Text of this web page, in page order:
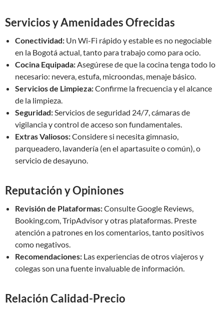
Servicios y Amenidades Ofrecidas
Conectividad: Un Wi-Fi rápido y estable es no negociable
en la Bogotá actual, tanto para trabajo como para ocio.
Cocina Equipada:Asegúrese de que la cocina tenga todo lo
necesario: nevera, estufa, microondas, menaje básico.
Servicios de Limpieza:Confirme la frecuencia y el alcance
de la limpieza.
Seguridad:Servicios de seguridad 24/7, cámaras de
vigilancia y control de acceso son fundamentales.
Extras Valiosos:Considere si necesita gimnasio,
parqueadero, lavandería (en el apartasuite o común), o
servicio de desayuno.
Reputación y Opiniones
Revisión de Plataformas:Consulte Google Reviews,
Booking.com, TripAdvisor y otras plataformas. Preste
atención a patrones en los comentarios, tanto positivos
como negativos.
Recomendaciones: Las experiencias de otros viajeros y
colegas son una fuente invaluable de información.
Relación Calidad-Precio